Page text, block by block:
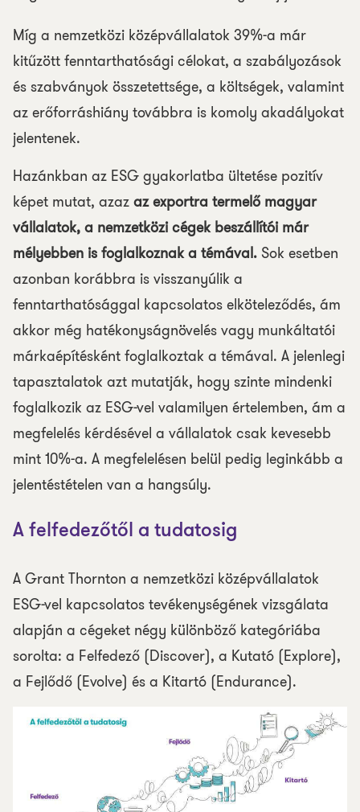
Míg a nemzetközi középvállalatok 39%-a már
kitűzött fenntarthatósági célokat, a szabályozások
és szabványok összetettsége, a költségek, valamint
az erőforráshiány továbbra is komoly akadályokat
jelentenek.
Hazánkban az ESG gyakorlatba ültetése pozitív
képet mutat, azazaz exportra termelő magyar
vállalatok, a nemzetközi cégek beszállítói már
mélyebben is foglalkoznak a témával. Sok esetben
azonban korábbra is visszanyúlik a
fenntarthatósággal kapcsolatos elköteleződés, ám
akkor még hatékonyságnövelés vagy munkáltatói
márkaépítésként foglalkoztak a témával. A jelenlegi
tapasztalatok azt mutatják, hogy szinte mindenki
foglalkozik az ESG-vel valamilyen értelemben, ám a
megfelelés kérdésével a vállalatok csak kevesebb
mint 10%-a. A megfelelésen belül pedig leginkább a
jelentéstételen van a hangsúly.
A felfedezőtől a tudatosig
A Grant Thornton a nemzetközi középvállalatok
ESG-vel kapcsolatos tevékenységének vizsgálata
alapján a cégeket négy különböző kategóriába
sorolta: a Felfedező (Discover), a Kutató (Explore),
a Fejlődő (Evolve) és a Kitartó (Endurance).